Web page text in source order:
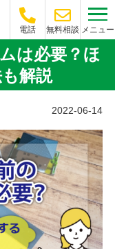
電話 無料相談 メニュー
は必要？ほ
解説
2022-06-14